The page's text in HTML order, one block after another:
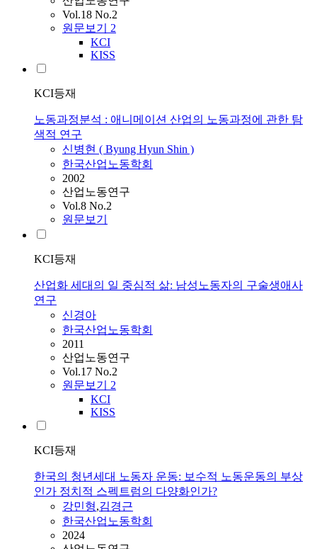
Vol.18 No.2
원문보기 2
KCI
KISS
KCI등재
노동과정분석 : 애니메이션 산업의 노동과정에 관한 탐
색적 연구
신병현 ( Byung Hyun Shin )
한국산업노동학회
2002
산업노동연구
Vol.8 No.2
원문보기
KCI등재
산업화 세대의 일 중심적 삶: 남성노동자의 구술생애사
연구
신경아
한국산업노동학회
2011
산업노동연구
Vol.17 No.2
원문보기 2
KCI
KISS
KCI등재
한국의 청년세대 노동자 운동: 보수적 노동운동의 부상
인가 정치적 스펙트럼의 다양화인가?
강민형,김경근
한국산업노동학회
2024